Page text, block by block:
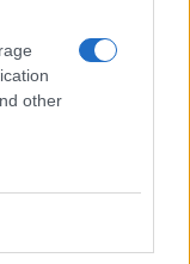
other
y
y la